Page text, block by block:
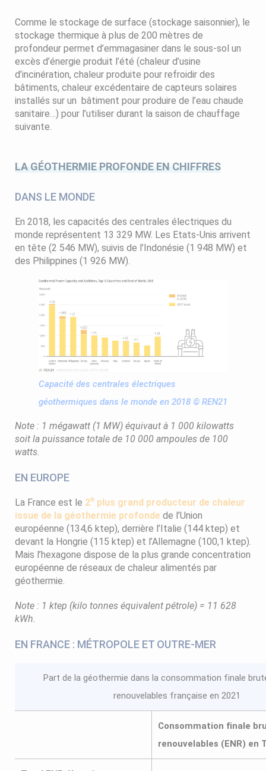
Comme le stockage de surface (stockage saisonnier), le
stockage thermique à plus de 200 mètres de
profondeur permet d’emmagasiner dans le sous-sol un
excès d’énergie produit l’été (chaleur d’usine
d’incinération, chaleur produite pour refroidir des
bâtiments, chaleur excédentaire de capteurs solaires
installés sur un bâtiment pour produire de l’eau chaude
sanitaire…) pour l’utiliser durant la saison de chauffage
suivante.
LA GÉOTHERMIE PROFONDE EN CHIFFRES
DANS LE MONDE
En 2018, les capacités des centrales électriques du
monde représentent 13 329 MW. Les Etats-Unis arrivent
en tête (2 546 MW), suivis de l’Indonésie (1 948 MW) et
des Philippines (1 926 MW).
Capacité des centrales électriques
géothermiques dans le monde en 2018 © REN21
Note : 1 mégawatt (1 MW) équivaut à 1 000 kilowatts
soit la puissance totale de 10 000 ampoules de 100
watts.
EN EUROPE
La France est le 2e plus grand producteur de chaleur
issue de la géothermie profonde de l’Union
européenne (134,6 ktep), derrière l’Italie (144 ktep) et
devant la Hongrie (115 ktep) et l’Allemagne (100,1 ktep).
Mais l’hexagone dispose de la plus grande concentration
européenne de réseaux de chaleur alimentés par
géothermie.
Note : 1 ktep (kilo tonnes équivalent pétrole) = 11 628
kWh.
EN FRANCE : MÉTROPOLE ET OUTRE-MER
Part de la géothermie dans la consommation finale
renouvelables française en 2021
Consommation finale
renouvelables (ENR) en